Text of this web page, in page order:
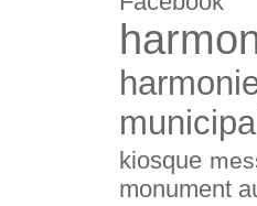
kiosque
monument